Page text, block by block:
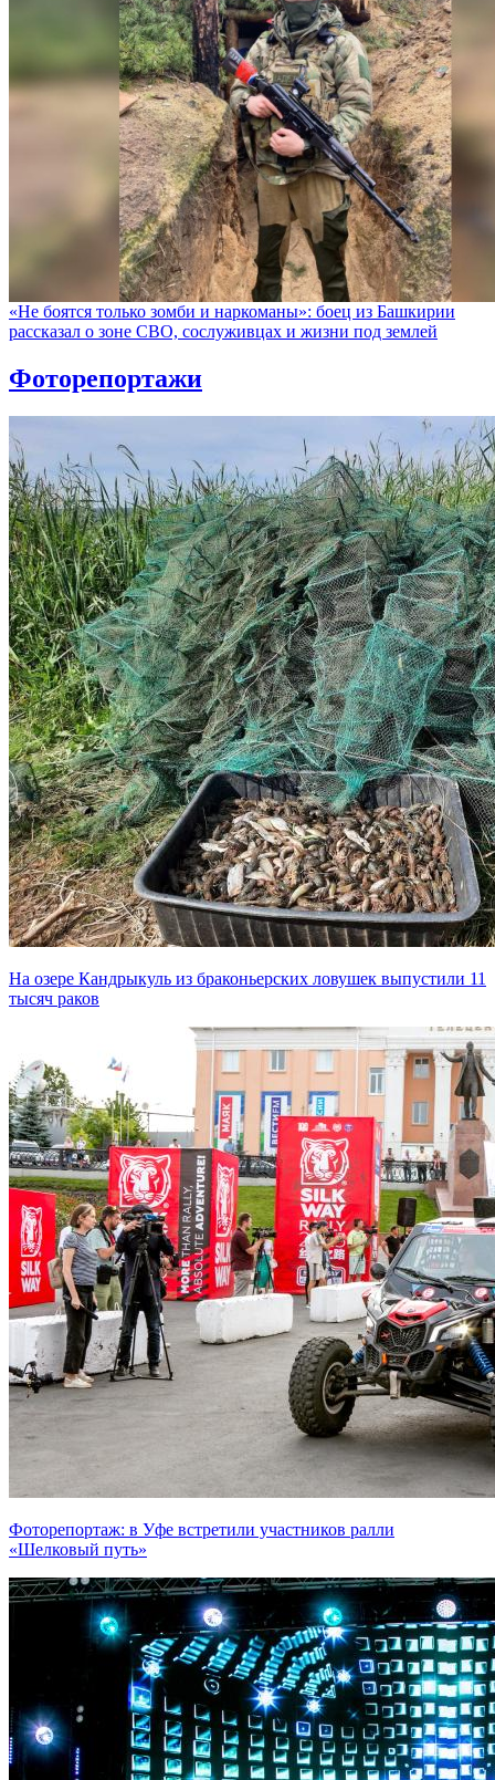
«Не боятся только зомби и наркоманы»: боец из Башкирии
рассказал о зоне СВО, сослуживцах и жизни под землей
Фоторепортажи
На озере Кандрыкуль из браконьерских ловушек выпустили 11
тысяч раков
Фоторепортаж: в Уфе встретили участников ралли
«Шелковый путь»